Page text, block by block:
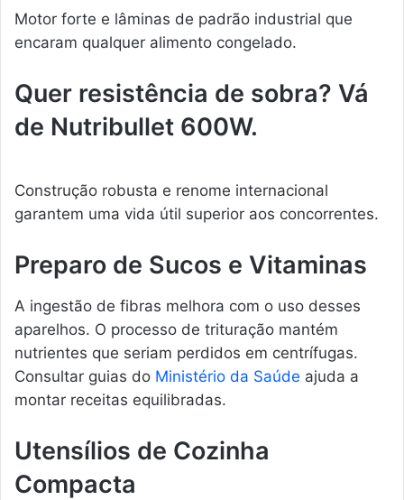
Motor forte e lâminas de padrão industrial que
encaram qualquer alimento congelado.
Quer resistência de sobra? Vá
de Nutribullet 600W.
Construção robusta e renome internacional
garantem uma vida útil superior aos concorrentes.
Preparo de Sucos e Vitaminas
A ingestão de fibras melhora com o uso desses
aparelhos. O processo de trituração mantém
nutrientes que seriam perdidos em centrífugas.
Consultar guias do Ministério da Saúde ajuda a
montar receitas equilibradas.
Utensílios de Cozinha
Compacta